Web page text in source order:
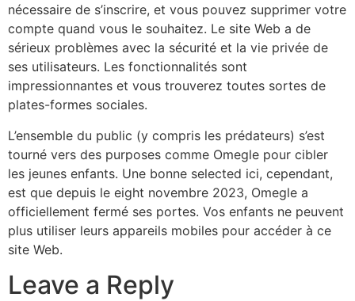
nécessaire de s’inscrire, et vous pouvez supprimer votre
compte quand vous le souhaitez. Le site Web a de
sérieux problèmes avec la sécurité et la vie privée de
ses utilisateurs. Les fonctionnalités sont
impressionnantes et vous trouverez toutes sortes de
plates-formes sociales.
L’ensemble du public (y compris les prédateurs) s’est
tourné vers des purposes comme Omegle pour cibler
les jeunes enfants. Une bonne selected ici, cependant,
est que depuis le eight novembre 2023, Omegle a
officiellement fermé ses portes. Vos enfants ne peuvent
plus utiliser leurs appareils mobiles pour accéder à ce
site Web.
Leave a Reply